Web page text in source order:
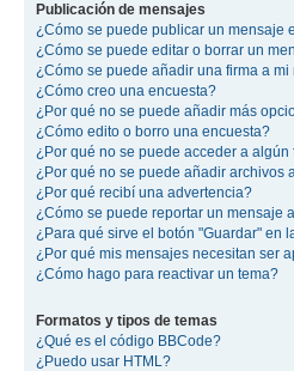
Publicación de mensajes
¿Cómo se puede publicar un mensaje
¿Cómo se puede editar o borrar un
¿Cómo se puede añadir una firma a mi
¿Cómo creo una encuesta?
¿Por qué no se puede añadir más
¿Cómo edito o borro una encuesta?
¿Por qué no se puede acceder a algún
¿Por qué no se puede añadir archivos
¿Por qué recibí una advertencia?
¿Cómo se puede reportar un mensaje
¿Para qué sirve el botón "Guardar" en
¿Por qué mis mensajes necesitan ser
¿Cómo hago para reactivar un tema?
Formatos y tipos de temas
¿Qué es el código BBCode?
¿Puedo usar HTML?